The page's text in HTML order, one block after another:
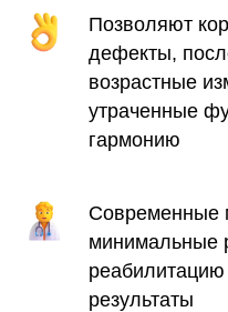
Позволяют
дефекты,
возрастные
утраченные
гармонию
Современные
минимальные
результаты